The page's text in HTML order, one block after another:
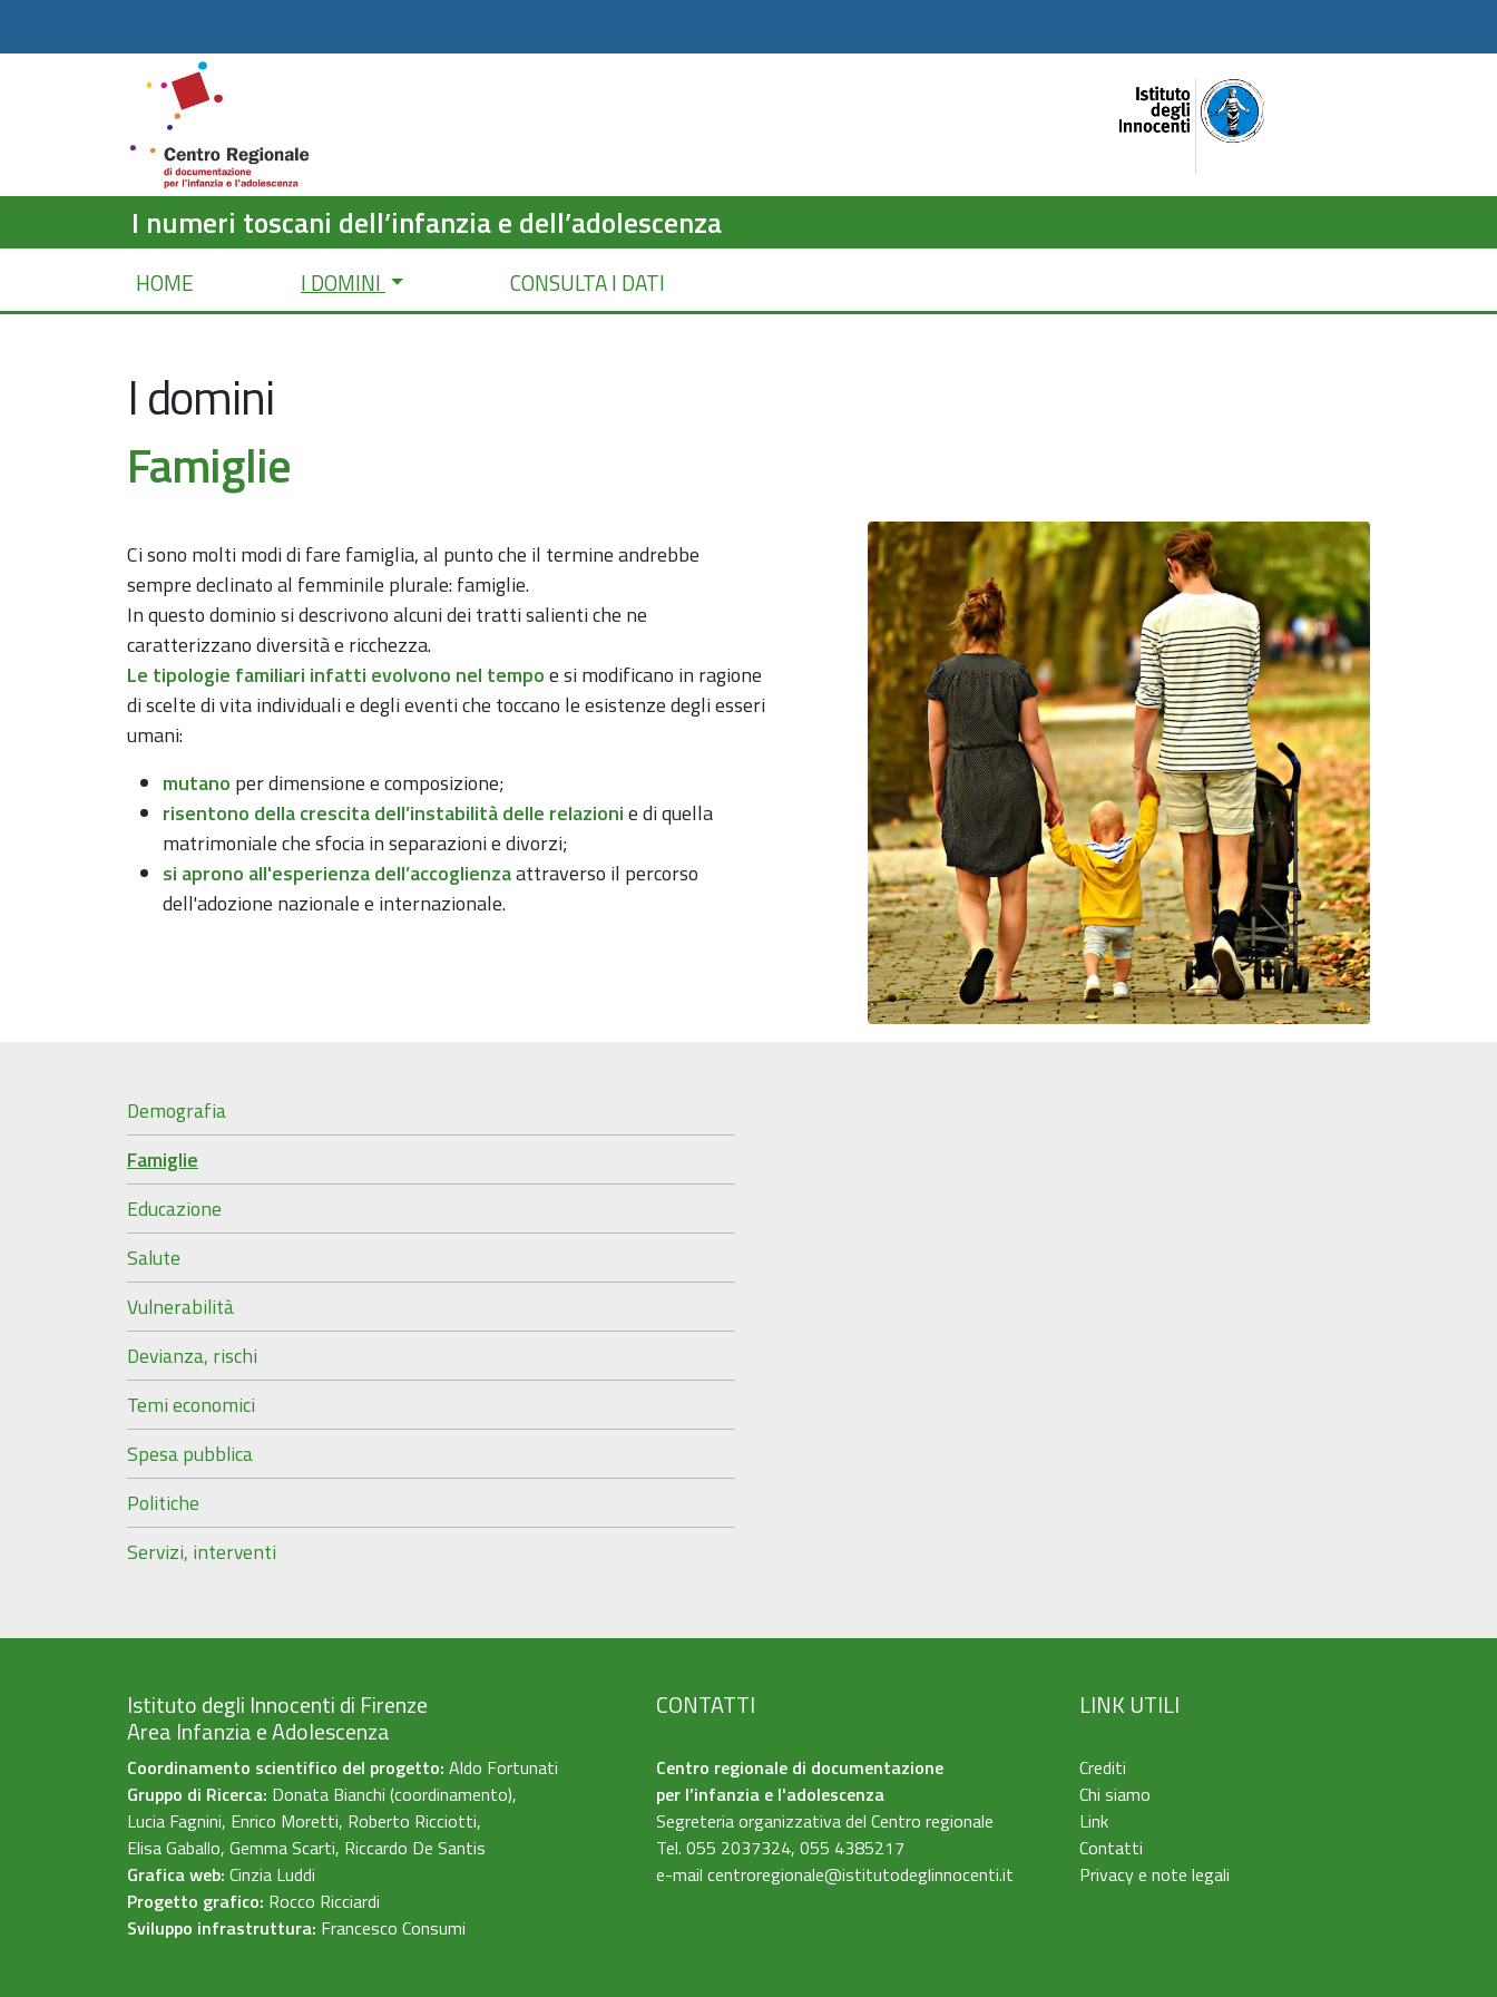
I numeri toscani dell’infanzia e dell’adolescenza
HOME I DOMINI CONSULTA I DATI
I domini
Famiglie
Ci sono molti modi di fare famiglia, al punto che il termine andrebbe
sempre declinato al femminile plurale: famiglie.
In questo dominio si descrivono alcuni dei tratti salienti che ne
caratterizzano diversità e ricchezza.
Le tipologie familiari infatti evolvono nel tempoe si modificano in ragione
di scelte di vita individuali e degli eventi che toccano le esistenze degli esseri
umani:
mutano per dimensione e composizione;
risentono della crescita dell’instabilità delle relazionie di quella
matrimoniale che sfocia in separazioni e divorzi;
si aprono all'esperienza dell’accoglienzaattraverso il percorso
dell'adozione nazionale e internazionale.
Demografia
Famiglie
Educazione
Salute
Vulnerabilità
Devianza, rischi
Temi economici
Spesa pubblica
Politiche
Servizi, interventi
Istituto degli Innocenti di Firenze
Area Infanzia e Adolescenza
Coordinamento scientifico del progetto: Aldo Fortunati
Gruppo di Ricerca: Donata Bianchi (coordinamento),
Lucia Fagnini, Enrico Moretti, Roberto Ricciotti,
Elisa Gaballo, Gemma Scarti, Riccardo De Santis
Grafica web: Cinzia Luddi
Progetto grafico: Rocco Ricciardi
Sviluppo infrastruttura: Francesco Consumi
CONTATTI
Centro regionale di documentazione
per l’infanzia e l'adolescenza
Segreteria organizzativa del Centro regionale
Tel. 055 2037324, 055 4385217
e-mail centroregionale@istitutodeglinnocenti.it
LINK UTILI
Crediti
Chi siamo
Link
Contatti
Privacy e note legali